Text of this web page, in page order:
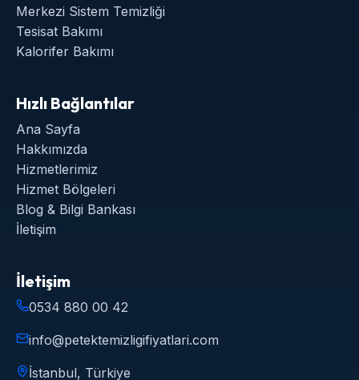
Merkezi Sistem Temizliği
Tesisat Bakımı
Kalorifer Bakımı
Hızlı Bağlantılar
Ana Sayfa
Hakkımızda
Hizmetlerimiz
Hizmet Bölgeleri
Blog & Bilgi Bankası
İletişim
İletişim
0534 880 00 42
info@petektemizligifiyatlari.com
İstanbul, Türkiye